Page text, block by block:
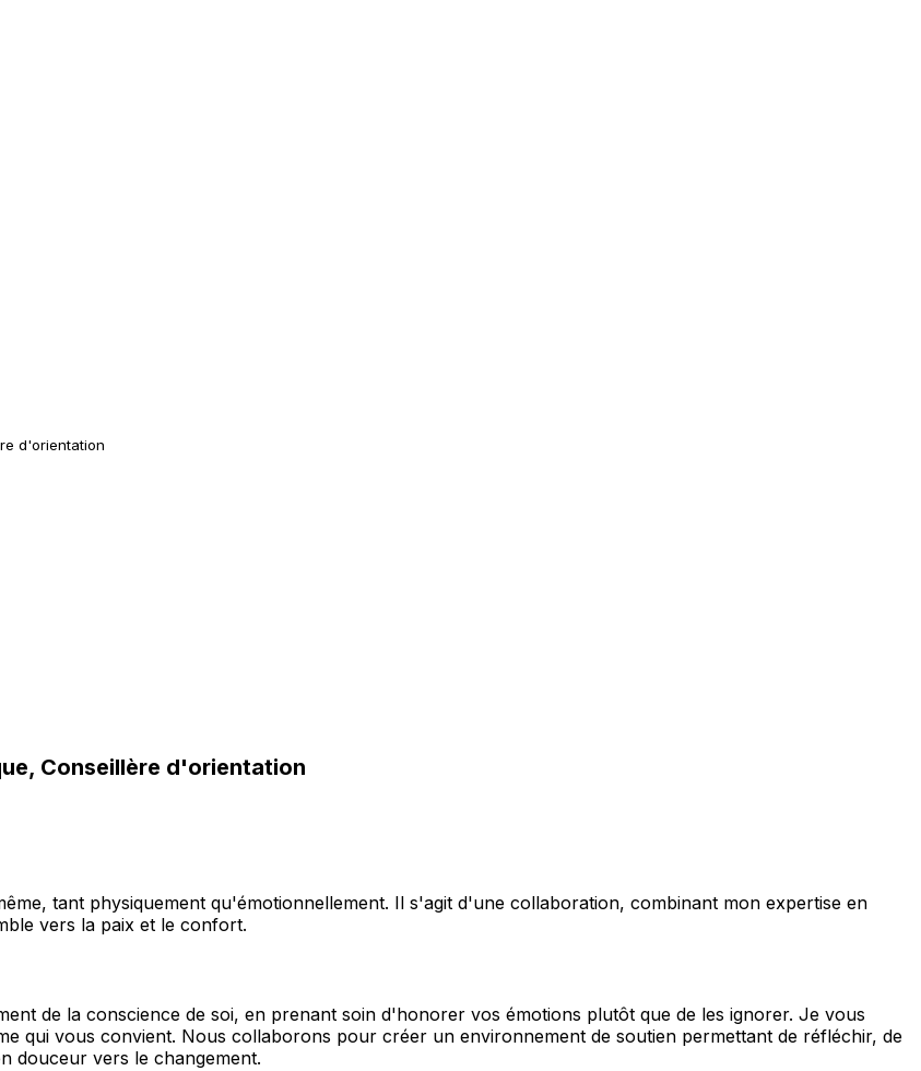
d'orientation
Conseillère d'orientation
tant physiquement qu'émotionnellement. Il s'agit d'une collaboration, combinant mon expertise en
vers la paix et le confort.
de la conscience de soi, en prenant soin d'honorer vos émotions plutôt que de les ignorer. Je vous
qui vous convient. Nous collaborons pour créer un environnement de soutien permettant de réfléchir, de
douceur vers le changement.